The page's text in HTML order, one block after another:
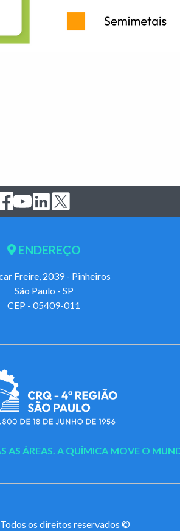
ENDEREÇO
Freire, 2039 - Pinheiros
São Paulo - SP
CEP - 05409-011
AS ÁREAS. A QUÍMICA MOVE O
os direitos reservados ©